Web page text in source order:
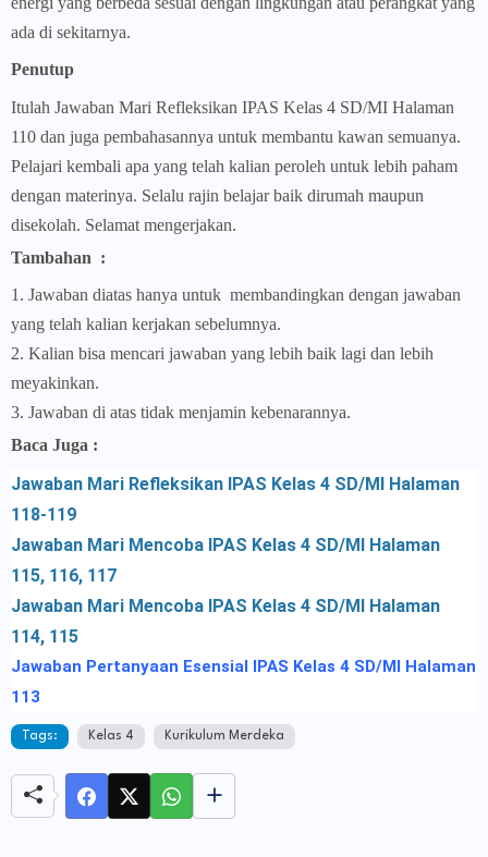
ada di sekitarnya.
Penutup
Itulah Jawaban Mari Refleksikan IPAS Kelas 4 SD/MI Halaman
110 dan juga pembahasannya untuk membantu kawan semuanya.
Pelajari kembali apa yang telah kalian peroleh untuk lebih paham
dengan materinya. Selalu rajin belajar baik dirumah maupun
disekolah. Selamat mengerjakan.
Tambahan :
1. Jawaban diatas hanya untuk membandingkan dengan jawaban
yang telah kalian kerjakan sebelumnya.
2. Kalian bisa mencari jawaban yang lebih baik lagi dan lebih
meyakinkan.
3. Jawaban di atas tidak menjamin kebenarannya.
Baca Juga :
Jawaban Mari Refleksikan IPAS Kelas 4 SD/MI Halaman
118-119
Jawaban Mari Mencoba IPAS Kelas 4 SD/MI Halaman
115, 116, 117
Jawaban Mari Mencoba IPAS Kelas 4 SD/MI Halaman
114, 115
Jawaban Pertanyaan Esensial IPAS Kelas 4 SD/MI Halaman
113
Tags: Kelas 4 Kurikulum Merdeka